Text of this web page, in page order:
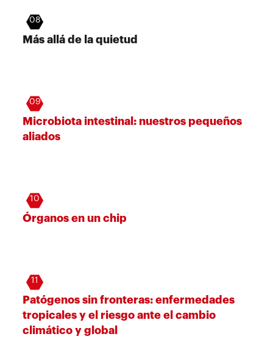
08
Más allá de la quietud
09
Microbiota intestinal: nuestros pequeños
aliados
10
Órganos en un chip
11
Patógenos sin fronteras: enfermedades
tropicales y el riesgo ante el cambio
climático y global